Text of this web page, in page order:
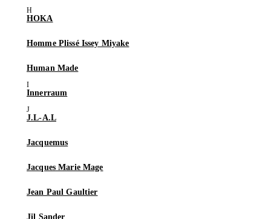
HOKA
Homme Plissé Issey Miyake
Human Made
Innerraum
J.L-A.L
Jacquemus
Jacques Marie Mage
Jean Paul Gaultier
Jil Sander